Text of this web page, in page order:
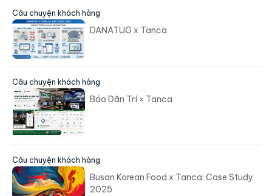
Câu chuyện khách hàng
DANATUG x Tanca
Câu chuyện khách hàng
Báo Dân Trí × Tanca
Câu chuyện khách hàng
Busan Korean Food x Tanca: Case Study
2025